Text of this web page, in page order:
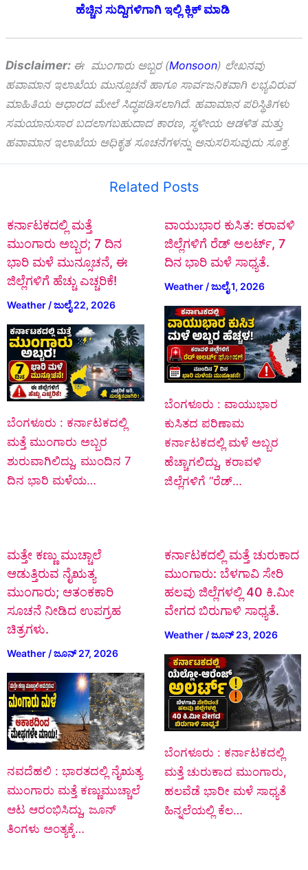
ಹೆಚ್ಚಿನ ಸುದ್ದಿಗಳಿಗಾಗಿ ಇಲ್ಲಿ ಕ್ಲಿಕ್ ಮಾಡಿ
Disclaimer: ಈ ಮುಂಗಾರು ಅಬ್ಬರ (Monsoon) ಲೇಖನವು
ಹವಾಮಾನ ಇಲಾಖೆಯ ಮುನ್ಸೂಚನೆ ಹಾಗೂ ಸಾರ್ವಜನಿಕವಾಗಿ ಲಭ್ಯವಿರುವ
ಮಾಹಿತಿಯ ಆಧಾರದ ಮೇಲೆ ಸಿದ್ಧಪಡಿಸಲಾಗಿದೆ. ಹವಾಮಾನ ಪರಿಸ್ಥಿತಿಗಳು
ಸಮಯಾನುಸಾರ ಬದಲಾಗಬಹುದಾದ ಕಾರಣ, ಸ್ಥಳೀಯ ಆಡಳಿತ ಮತ್ತು
ಹವಾಮಾನ ಇಲಾಖೆಯ ಅಧಿಕೃತ ಸೂಚನೆಗಳನ್ನು ಅನುಸರಿಸುವುದು ಸೂಕ್ತ.
Related Posts
ಕರ್ನಾಟಕದಲ್ಲಿ ಮತ್ತೆ
ಮುಂಗಾರು ಅಬ್ಬರ; 7 ದಿನ
ಭಾರಿ ಮಳೆ ಮುನ್ಸೂಚನೆ, ಈ
ಜಿಲ್ಲೆಗಳಿಗೆ ಹೆಚ್ಚು ಎಚ್ಚರಿಕೆ!
Weather /ಜುಲೈ 22, 2026
ಬೆಂಗಳೂರು : ಕರ್ನಾಟಕದಲ್ಲಿ
ಮತ್ತೆ ಮುಂಗಾರು ಅಬ್ಬರ
ಶುರುವಾಗಿಲಿದ್ದು, ಮುಂದಿನ 7
ದಿನ ಭಾರಿ ಮಳೆಯ…
ವಾಯುಭಾರ ಕುಸಿತ: ಕರಾವಳಿ
ಜಿಲ್ಲೆಗಳಿಗೆ ರೆಡ್ ಅಲರ್ಟ್, 7
ದಿನ ಭಾರಿ ಮಳೆ ಸಾಧ್ಯತೆ.
Weather/ಜುಲೈ 1, 2026
ಬೆಂಗಳೂರು : ವಾಯುಭಾರ
ಕುಸಿತದ ಪರಿಣಾಮ
ಕರ್ನಾಟಕದಲ್ಲಿ ಮಳೆ ಅಬ್ಬರ
ಹೆಚ್ಚಾಗಲಿದ್ದು, ಕರಾವಳಿ
ಜಿಲ್ಲೆಗಳಿಗೆ “ರೆಡ್…
ಮತ್ತೇ ಕಣ್ಣು ಮುಚ್ಚಾಲೆ
ಆಡುತ್ತಿರುವ ನೈಋತ್ಯ
ಮುಂಗಾರು; ಆತಂಕಕಾರಿ
ಸೂಚನೆ ನೀಡಿದ ಉಪಗ್ರಹ
ಚಿತ್ರಗಳು.
Weather /ಜೂನ್ 27, 2026
ನವದೆಹಲಿ : ಭಾರತದಲ್ಲಿ ನೈಋತ್ಯ
ಮುಂಗಾರು ಮತ್ತೆ ಕಣ್ಣುಮುಚ್ಚಾಲೆ
ಆಟ ಆರಂಭಿಸಿದ್ದು, ಜೂನ್
ತಿಂಗಳು ಅಂತ್ಯಕ್ಕೆ…
ಕರ್ನಾಟಕದಲ್ಲಿ ಮತ್ತೆ ಚುರುಕಾದ
ಮುಂಗಾರು: ಬೆಳಗಾವಿ ಸೇರಿ
ಹಲವು ಜಿಲ್ಲೆಗಳಲ್ಲಿ 40 ಕಿ.ಮೀ
ವೇಗದ ಬಿರುಗಾಳಿ ಸಾಧ್ಯತೆ.
Weather/ಜೂನ್ 23, 2026
ಬೆಂಗಳೂರು : ಕರ್ನಾಟಕದಲ್ಲಿ
ಮತ್ತೆ ಚುರುಕಾದ ಮುಂಗಾರು,
ಹಲವೆಡೆ ಭಾರೀ ಮಳೆ ಸಾಧ್ಯತೆ
ಹಿನ್ನಲೆಯಲ್ಲಿ ಕೆಲ…